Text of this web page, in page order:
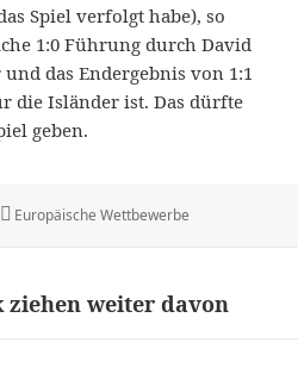
Spiel verfolgt habe), so
1:0 Führung durch David
das Endergebnis von 1:1
die Isländer ist. Das dürfte
geben.
Kategorien
Europäische Wettbewerbe
weiter davon